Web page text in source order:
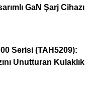
GaN Şarj Cihazı
Serisi (TAH5209):
Unutturan Kulaklık